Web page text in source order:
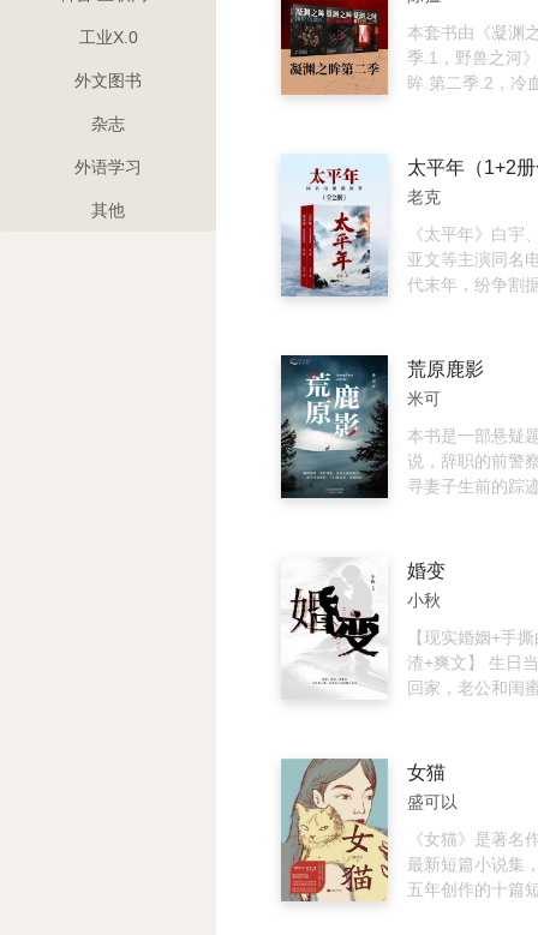
工业X.0
外文图书
杂志
外语学习
其他
能的重要参照：
患、身心俱疲，
思，但对人世的
她不曾选择佛禅
能的信息。 南洋
是一个收集真相
际事物的真相，
间的真相。真相
想什么？
本套书由《凝渊
季.1，野兽之河
眸.第二季.2，冷
官！ 我是一名特
是千千万万刑警
个。 这是一本罪
是一本回忆辑录
说里，有我，有
有我最好的兄弟
们曾抽丝剥茧，
我的师父曾对我
走在昼与夜的边
空的仰望者，也
者，我们的眼眸
老克
《太平年》白宇
亚文等主演同名
代末年，纷争割
破碎，人伦失序
守护一方安宁。
胤继承郭荣未竟
大宋，天下统一
昔年故友，今隔
而战，让江南再
平兴国三年，一
宋”的传奇，就
荒原鹿影
米可
本书是一部悬疑
说，辞职的前警
寻妻子生前的踪
灵珑的过程中，
恶。真相涟漪波
更多家族与背叛
猎、传统信仰与
等不同立场、不
神秘风光和乡风
疑氛围之中。
婚变
小秋
【现实婚姻+手
渣+爽文】 生日
回家，老公和闺
双背叛。 他转空
室，两人把我的
的婚变祭日。
我手握她乳腺癌
告，曾想好心救
女猫
盛可以
《女猫》是著名
最新短篇小说集
五年创作的十篇